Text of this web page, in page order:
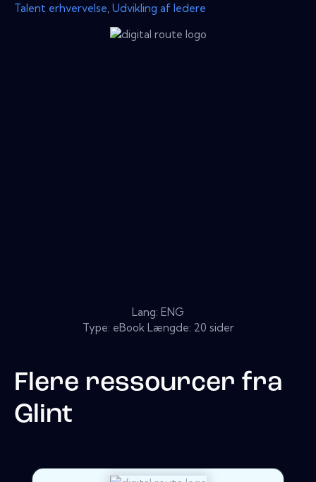
Talent erhvervelse Udvikling af ledere
Lang: ENG
Type: eBook Længde: 20 sider
Flere ressourcer fra
Glint